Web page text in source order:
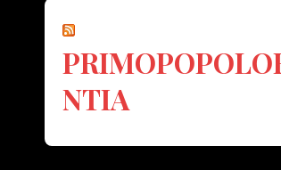
NTIA